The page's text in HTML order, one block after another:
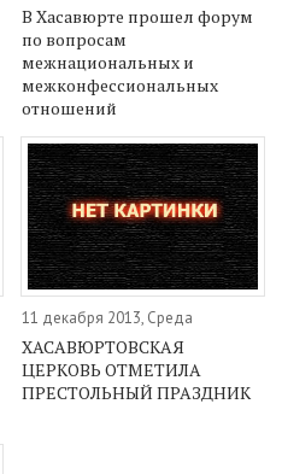
В Хасавюрте прошел форум
по вопросам
межнациональных и
межконфессиональных
отношений
11 декабря 2013, Среда
ХАСАВЮРТОВСКАЯ
ЦЕРКОВЬ ОТМЕТИЛА
ПРЕСТОЛЬНЫЙ ПРАЗДНИК